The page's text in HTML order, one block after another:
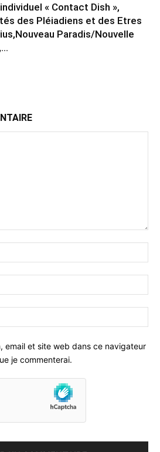
« Contact Dish »,
des Pléiadiens et des Etres
Paradis/Nouvelle
email et site web dans ce navigateur
je commenterai.